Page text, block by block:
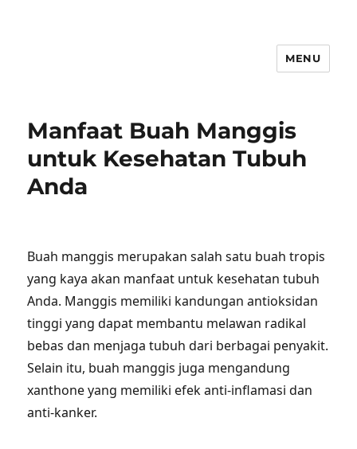
MENU
Manfaat Buah Manggis
untuk Kesehatan Tubuh
Anda
Buah manggis merupakan salah satu buah tropis
yang kaya akan manfaat untuk kesehatan tubuh
Anda. Manggis memiliki kandungan antioksidan
tinggi yang dapat membantu melawan radikal
bebas dan menjaga tubuh dari berbagai penyakit.
Selain itu, buah manggis juga mengandung
xanthone yang memiliki efek anti-inflamasi dan
anti-kanker.